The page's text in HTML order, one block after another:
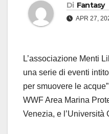
Di Fantasy
APR 27,
L’associazione Menti
una serie di eventi
per smuovere le
WWF Area Marina
Venezia, e l’Università